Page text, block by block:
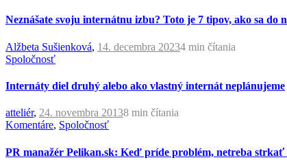
Neznášate svoju internátnu izbu? Toto je 7 tipov, ako sa do
Alžbeta Sušienková, 14. decembra 20234 min čítania
Spoločnosť
Internáty diel druhý alebo ako vlastný internát neplánujeme
atteliér, 24. novembra 20138 min čítania
Komentáre, Spoločnosť
PR manažér Pelikan.sk: Keď príde problém, netreba strkať